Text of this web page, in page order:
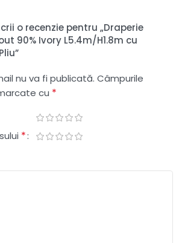
o recenzie pentru „Draperie
90% Ivory L5.4m/H1.8m cu
nu va fi publicată. Câmpurile
cu *
*